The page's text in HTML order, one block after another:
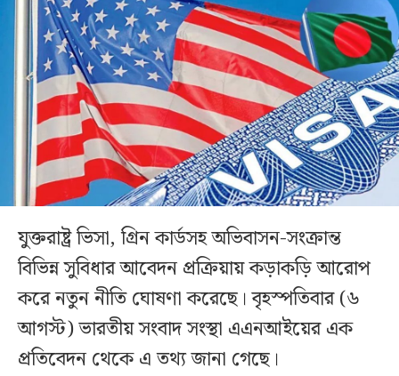
যুক্তরাষ্ট্র ভিসা, গ্রিন কার্ডসহ অভিবাসন-সংক্রান্ত
বিভিন্ন সুবিধার আবেদন প্রক্রিয়ায় কড়াকড়ি আরোপ
করে নতুন নীতি ঘোষণা করেছে। বৃহস্পতিবার (৬
আগস্ট) ভারতীয় সংবাদ সংস্থা এএনআইয়ের এক
প্রতিবেদন থেকে এ তথ্য জানা গেছে।